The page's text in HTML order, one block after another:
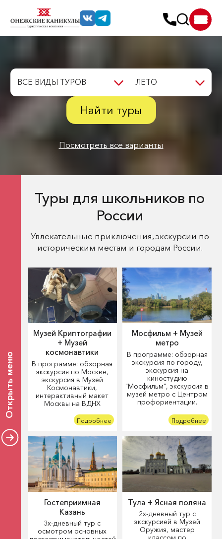
ВСЕ ВИДЫ ТУРОВ ЛЕТО
Найти туры
Посмотреть все варианты
Открыть меню
Туры для школьников по
России
Увлекательные приключения, экскурсии по
историческим местам и городам России.
Музей Криптографии
+ Музей
космонавтики
В программе: обзорная
экскурсия по Москве,
экскурсия в Музей
Космонавтики,
интерактивный макет
Москвы на ВДНХ
Подробнее
Мосфильм + Музей
метро
В программе: обзорная
экскурсия по городу,
экскурсия на
киностудию
"Мосфильм", экскурсия в
музей метро с Центром
профориентации.
Подробнее
Гостеприимная
Казань
3х-дневный тур с
осмотром основных
Тула + Ясная поляна
2х-дневный тур с
экскурсией в Музей
Оружия, мастер